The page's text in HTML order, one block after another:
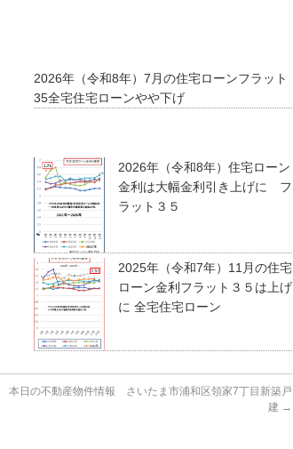
2026年（令和8年）7月の住宅ローンフラット
35全宅住宅ローンやや下げ
2026年（令和8年）住宅ローン
金利は大幅金利引き上げに フ
ラット３５
2025年（令和7年）11月の住宅
ローン金利フラット３５は上げ
に 全宅住宅ローン
本日の不動産物件情報 さいたま市浦和区領家7丁目新築戸
建 →